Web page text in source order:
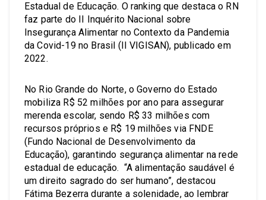
Estadual de Educação. O ranking que destaca o RN
faz parte do II Inquérito Nacional sobre
Insegurança Alimentar no Contexto da Pandemia
da Covid-19 no Brasil (II VIGISAN), publicado em
2022.
No Rio Grande do Norte, o Governo do Estado
mobiliza R$ 52 milhões por ano para assegurar
merenda escolar, sendo R$ 33 milhões com
recursos próprios e R$ 19 milhões via FNDE
(Fundo Nacional de Desenvolvimento da
Educação), garantindo segurança alimentar na rede
estadual de educação. “A alimentação saudável é
um direito sagrado do ser humano”, destacou
Fátima Bezerra durante a solenidade, ao lembrar